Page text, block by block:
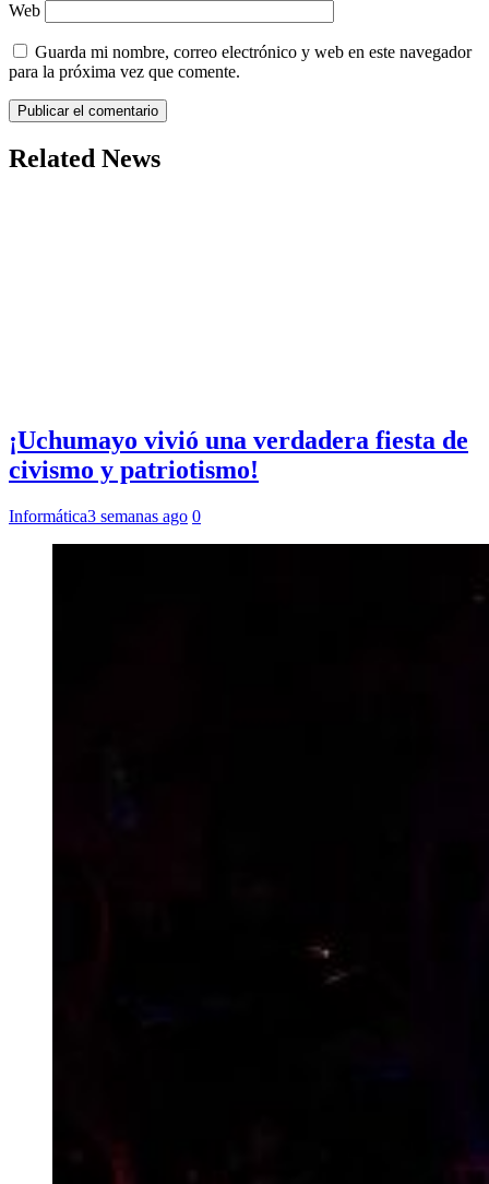
Web
Guarda mi nombre, correo electrónico y web en este navegador
para la próxima vez que comente.
Related News
¡Uchumayo vivió una verdadera fiesta de
civismo y patriotismo!
Informática3 semanas ago 0